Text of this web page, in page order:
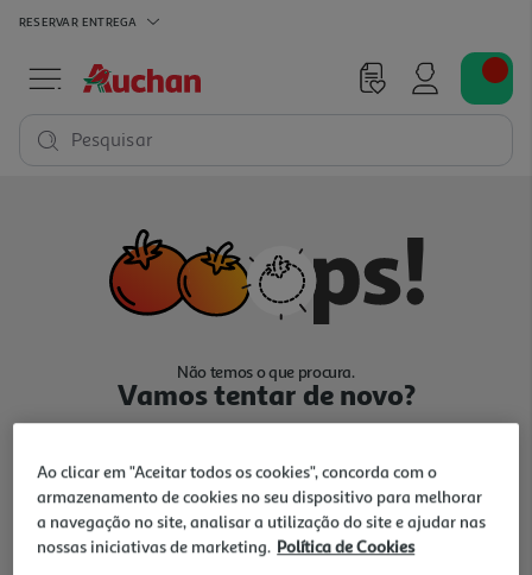
RESERVAR ENTREGA
Pesquisar
Não temos o que procura.
Vamos tentar de novo?
Ao clicar em "Aceitar todos os cookies", concorda com o
armazenamento de cookies no seu dispositivo para melhorar
a navegação no site, analisar a utilização do site e ajudar nas
nossas iniciativas de marketing. Política de Cookies